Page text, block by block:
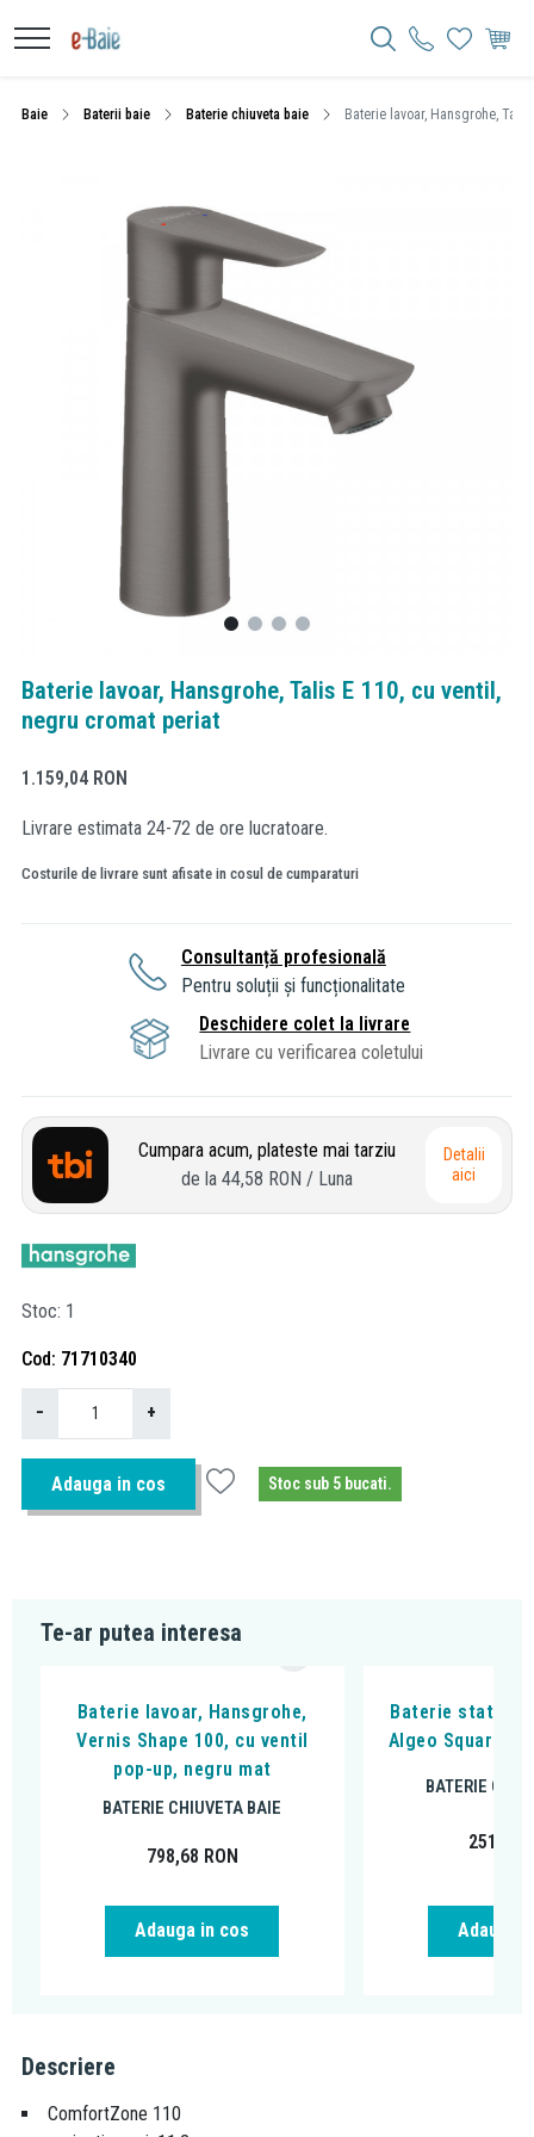
Baie Baterii baie Baterie chiuveta baie Baterie lavoar, Hansgrohe,
Baterie lavoar, Hansgrohe, Talis E 110, cu ventil,
negru cromat periat
1.159,04 RON
Livrare estimata 24-72 de ore lucratoare.
Costurile de livrare sunt afisate in cosul de cumparaturi
Consultanță profesională
Pentru soluții și funcționalitate
Deschidere colet la livrare
Livrare cu verificarea coletului
Cumpara acum, plateste mai tarziu
de la 44,58 RON / Luna
Detalii
aici
Stoc 1
Cod 71710340
− +
Adauga in cos Stoc sub 5 bucati.
Te-ar putea interesa
Baterie lavoar, Hansgrohe,
Vernis Shape 100, cu ventil
pop-up, negru mat
BATERIE CHIUVETA BAIE
798,68 RON
Adauga in cos
Baterie stativa
Algeo Square,
BATERIE
251,99
Adauga
Descriere
ComfortZone 110